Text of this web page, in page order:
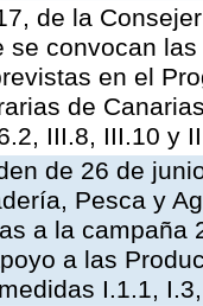
de la
se convocan
en el
de
III.8, III.10 y
de 26 de
Pesca y
a la campaña
a las
I.1.1,